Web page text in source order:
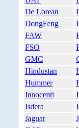
De Lorean
DongFeng
FAW
FSO
GMC
Hindustan
Hummer
Innocenti
Isdera
Jaguar